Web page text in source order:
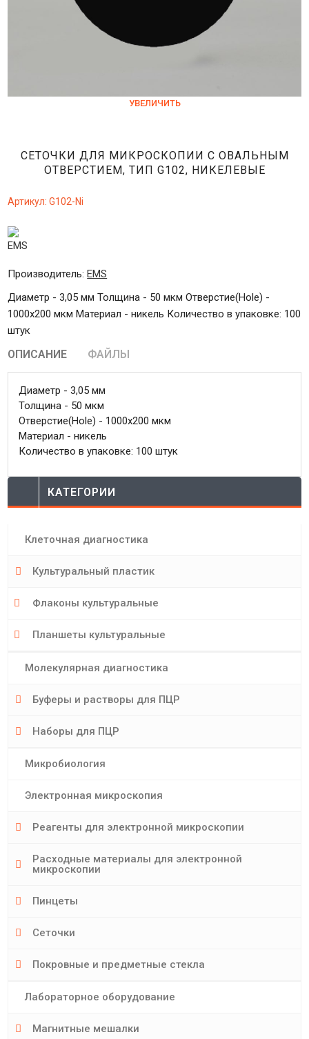
УВЕЛИЧИТЬ
СЕТОЧКИ ДЛЯ МИКРОСКОПИИ С ОВАЛЬНЫМ
ОТВЕРСТИЕМ, ТИП G102, НИКЕЛЕВЫЕ
Артикул:G102-Ni
Производитель:EMS
Диаметр - 3,05 мм Толщина - 50 мкм Отверстие(Hole) -
1000x200 мкм Материал - никель Количество в упаковке: 100
штук
ОПИСАНИЕ ФАЙЛЫ
Диаметр - 3,05 мм
Толщина - 50 мкм
Отверстие(Hole) - 1000x200 мкм
Материал - никель
Количество в упаковке: 100 штук
КАТЕГОРИИ
Клеточная диагностика
Культуральный пластик
Флаконы культуральные
Планшеты культуральные
Молекулярная диагностика
Буферы и растворы для ПЦР
Наборы для ПЦР
Микробиология
Электронная микроскопия
Реагенты для электронной микроскопии
Расходные материалы для электронной
микроскопии
Пинцеты
Сеточки
Покровные и предметные стекла
Лабораторное оборудование
Магнитные мешалки